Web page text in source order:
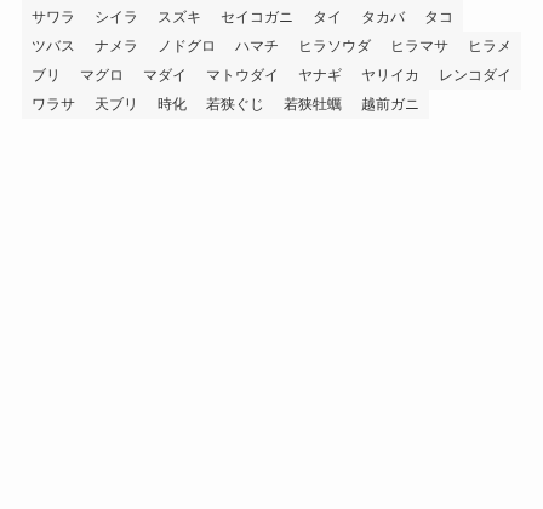
サワラ シイラ スズキ セイコガニ タイ タカバ
タコ
ツバス
ナメラ ノドグロ ハマチ ヒラソウダ ヒラマサ
ヒラメ
ブリ
マグロ マダイ マトウダイ ヤナギ ヤリイカ
レンコダイ
ワラサ
天ブリ 時化 若狭ぐじ 若狭牡蠣 越前ガニ